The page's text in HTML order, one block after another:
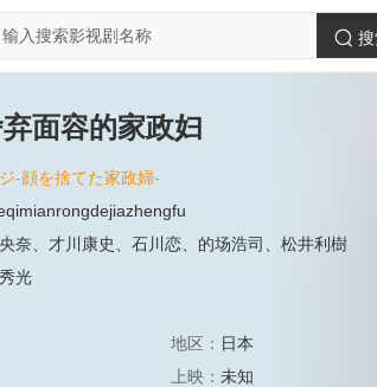
面容的家政妇
-顔を捨てた家政婦-
奈 才川康史 石川恋 的场浩司
松井利樹
光
地区： 日本
上映： 未知